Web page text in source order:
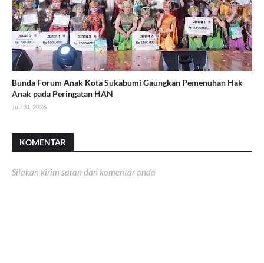
Bunda Forum Anak Kota Sukabumi Gaungkan Pemenuhan Hak
Anak pada Peringatan HAN
Juli 31, 2026
KOMENTAR
Silakan kirim saran dan komentar anda